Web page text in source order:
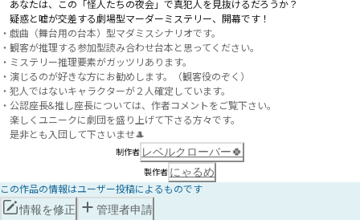
あなたは、この「怪人たちの夜会」で真犯人を見抜けるだろうか？
・戯曲（舞台用の台本）型マダミスシナリオです。
・観客が推理する参加型読み合わせ台本と思ってください。
・ミステリー推理要素がガッツリあります。
・演じるのが好きな方にお勧めします。（観客役のぞく）
・犯人ではないキャラクターが２人確定しています。
・公認座長&推し座長については、作者コメントをご覧下さい。
楽しくユニークに劇団を盛り上げて下さる方々です。
制作者 レベルクローバー🍀
製作者 にゃるめ
この作品の情報はユーザー投稿によるものです
情報を修正 管理者申請